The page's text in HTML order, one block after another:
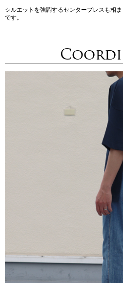
シルエットを強調するセンタープレスも相
です。